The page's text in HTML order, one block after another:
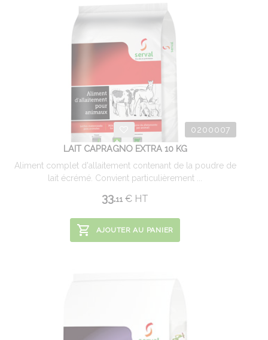
0200007
LAIT CAPRAGNO EXTRA 10 KG
Aliment complet d'allaitement contenant de la poudre de
lait écrémé. Convient particulièrement ...
33.11 € HT
AJOUTER AU PANIER